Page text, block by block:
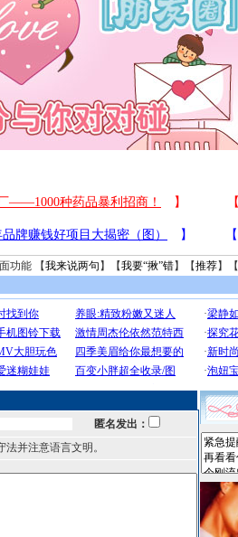
功能 【我来说两句 】【我要“揪”错】【推荐】
匿名发出：
法并注意语言文明。